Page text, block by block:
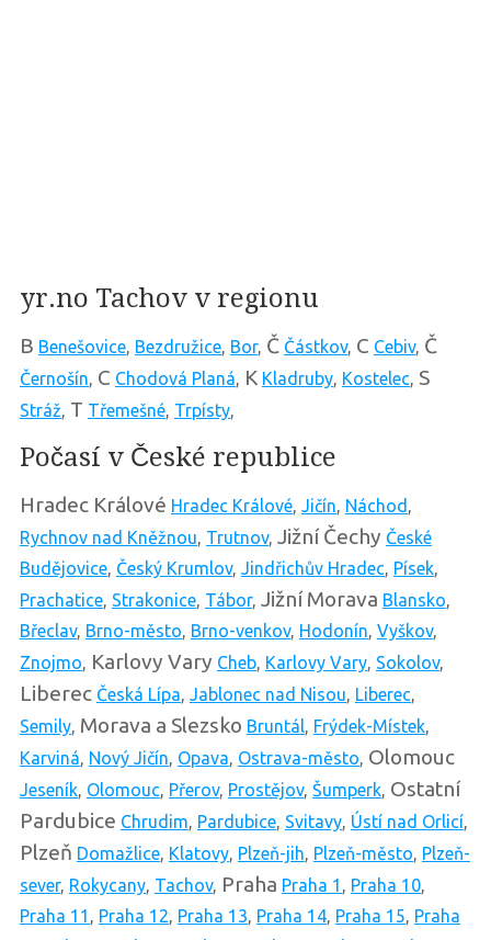
yr.no Tachov v regionu
B Benešovice, Bezdružice, Bor, Č Částkov, C Cebiv, Č
Černošín, C Chodová Planá, K Kladruby, Kostelec, S
Stráž, T Třemešné, Trpísty,
Počasí v České republice
Hradec Králové Hradec Králové, Jičín, Náchod ,
Rychnov nad Kněžnou, Trutnov, Jižní Čechy České
Budějovice, Český Krumlov, Jindřichův Hradec, Písek,
Prachatice, Strakonice, Tábor, Jižní Morava Blansko,
Břeclav, Brno-město, Brno-venkov, Hodonín, Vyškov,
Znojmo, Karlovy Vary Cheb, Karlovy Vary, Sokolov,
Liberec Česká Lípa, Jablonec nad Nisou, Liberec,
Semily, Morava a Slezsko Bruntál, Frýdek-Místek,
Karviná, Nový Jičín, Opava, Ostrava-město, Olomouc
Jeseník, Olomouc, Přerov, Prostějov, Šumperk, Ostatní
Pardubice Chrudim, Pardubice, Svitavy, Ústí nad Orlicí,
Plzeň Domažlice, Klatovy, Plzeň-jih, Plzeň-město, Plzeň-
sever, Rokycany, Tachov, Praha Praha 1 , Praha 10,
Praha 11 , Praha 12, Praha 13, Praha 14, Praha 15, Praha